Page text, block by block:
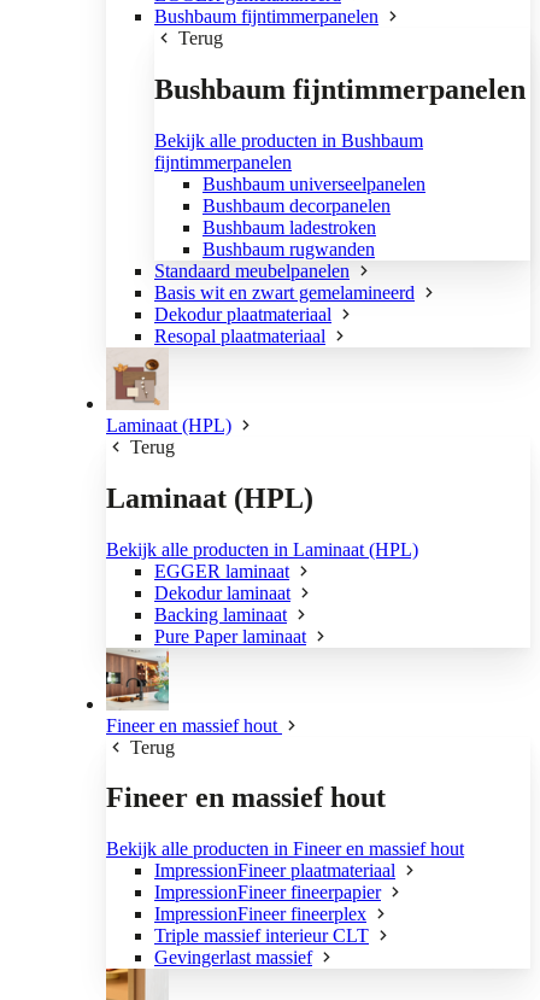
Bushbaum fijntimmerpanelen
Terug
Bushbaum fijntimmerpanelen
Bekijk alle producten in Bushbaum
fijntimmerpanelen
Bushbaum universeelpanelen
Bushbaum decorpanelen
Bushbaum ladestroken
Bushbaum rugwanden
Standaard meubelpanelen
Basis wit en zwart gemelamineerd
Dekodur plaatmateriaal
Resopal plaatmateriaal
Laminaat (HPL)
Terug
Laminaat (HPL)
Bekijk alle producten in Laminaat (HPL)
EGGER laminaat
Dekodur laminaat
Backing laminaat
Pure Paper laminaat
Fineer en massief hout
Terug
Fineer en massief hout
Bekijk alle producten in Fineer en massief hout
ImpressionFineer plaatmateriaal
ImpressionFineer fineerpapier
ImpressionFineer fineerplex
Triple massief interieur CLT
Gevingerlast massief